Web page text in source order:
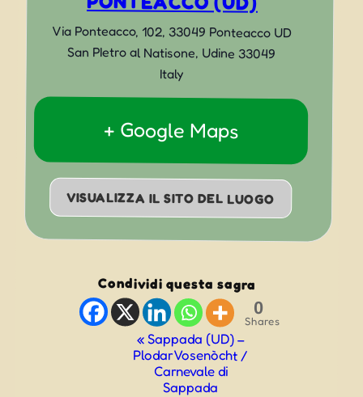
Via Ponteacco, 102, 33049 Ponteacco UD
San PIetro al Natisone, Udine 33049
Italy
+ Google Maps
VISUALIZZA IL SITO DEL LUOGO
Condividi questa sagra
0
Shares
Navigazione
«Sappada (UD) –
Plodar Vosenòcht /
Carnevale di
Sappada